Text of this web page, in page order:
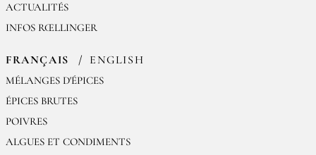
ACTUALITÉS
INFOS RŒLLINGER
FRANÇAIS ENGLISH
MÉLANGES D'ÉPICES
ÉPICES BRUTES
POIVRES
ALGUES ET CONDIMENTS